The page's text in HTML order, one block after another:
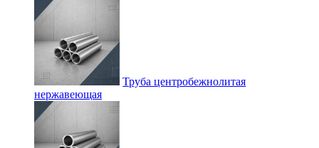
Труба центробежнолитая
нержавеющая